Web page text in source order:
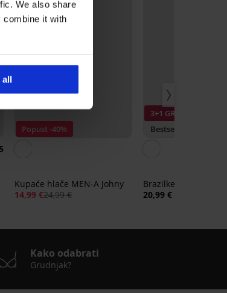
We also share
combine it with
all
5
Popust -40%
Kupaće hlače MEN-A Johny
14,99 €24,99 €
3+1 GRATIS
Bestseller
Brazilke Lady Grace
20,99 €
Kako odabrati
Grudnjak?